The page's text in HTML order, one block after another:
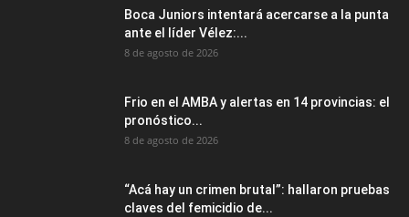
Boca Juniors intentará acercarse a la punta
ante el líder Vélez:...
8 de agosto de 2026
Frio en el AMBA y alertas en 14 provincias: el
pronóstico...
8 de agosto de 2026
“Acá hay un crimen brutal”: hallaron pruebas
claves del femicidio de...